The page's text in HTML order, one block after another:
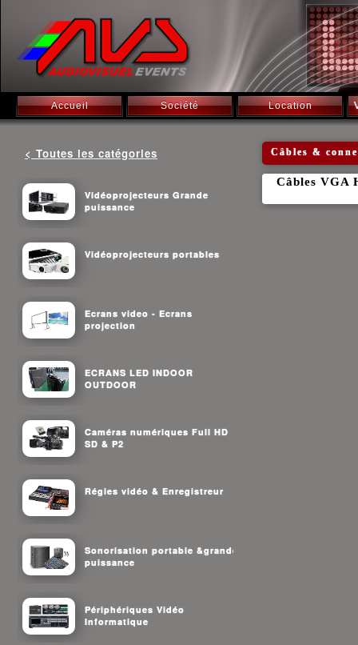
Accueil Société Location
< Toutes les catégories
Vidéoprojecteurs Grande
puissance
Vidéoprojecteurs portables
Ecrans video - Ecrans
projection
ECRANS LED INDOOR
OUTDOOR
Caméras numériques Full HD
SD & P2
Régies vidéo & Enregistreur
Sonorisation portable &grande
puissance
Périphériques Vidéo
Informatique
Câbles &
Câbles VGA